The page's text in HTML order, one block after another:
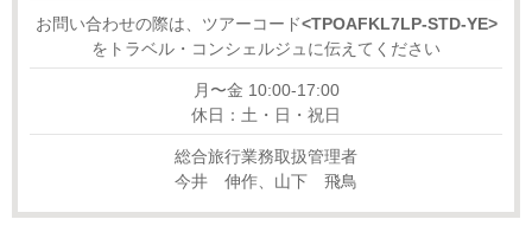
お問い合わせの際は、ツアーコード<TPOAFKL7LP-STD-YE>
をトラベル・コンシェルジュに伝えてください
月〜金 10:00-17:00
休日：土・日・祝日
総合旅行業務取扱管理者
今井 伸作、山下 飛鳥